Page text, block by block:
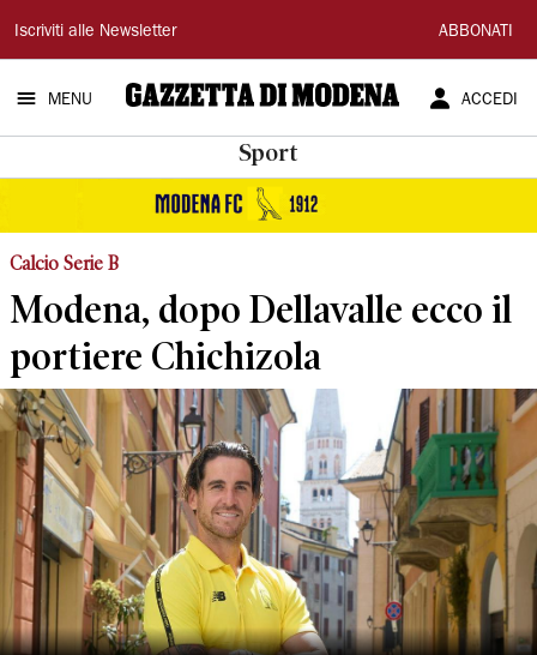
Gazzetta
di
Modena
Iscriviti alle Newsletter ABBONATI
MENU ACCEDI
Sport
Calcio Serie B
Modena, dopo Dellavalle ecco il
portiere Chichizola